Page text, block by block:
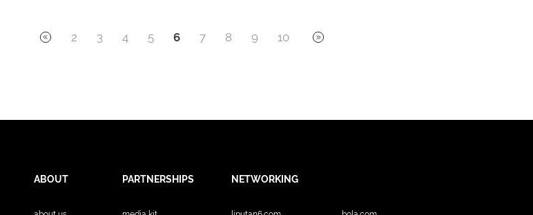
2 3 4 5 6 7 8 9 10
ABOUT PARTNERSHIPS NETWORKING